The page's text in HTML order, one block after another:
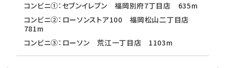
コンビニ①：セブンイレブン 福岡別府7丁目店 635m
コンビニ②：ローソンストア100 福岡松山二丁目店
781m
コンビニ③：ローソン 荒江一丁目店 1103m